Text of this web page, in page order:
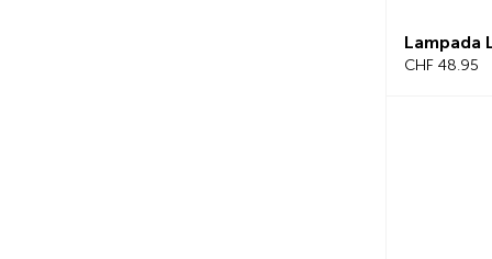
Lampada
CHF 48.95